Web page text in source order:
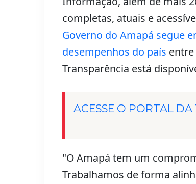
completas, atuais e
Governo do Amapá segue
desempenhos do país
Transparência está
ACESSE O PORTAL
"O Amapá tem um
Trabalhamos de forma